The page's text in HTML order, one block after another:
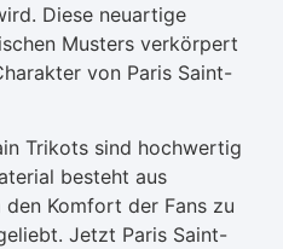
Diese neuartige
Musters verkörpert
von Paris Saint-
Trikots sind hochwertig
besteht aus
Komfort der Fans zu
Jetzt Paris Saint-